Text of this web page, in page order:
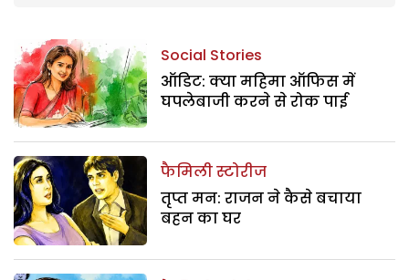
Social Stories
ऑडिट: क्या महिमा ऑफिस में
घपलेबाजी करने से रोक पाई
फैमिली स्टोरीज
तृप्त मन: राजन ने कैसे बचाया
बहन का घर